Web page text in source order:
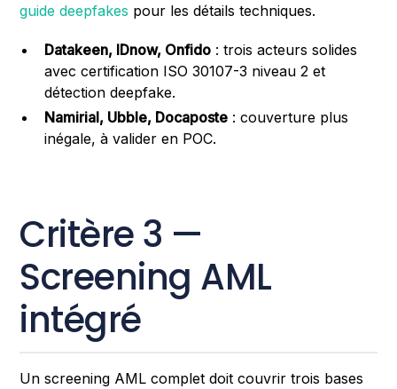
guide deepfakes pour les détails techniques.
Datakeen, IDnow, Onfido : trois acteurs solides
avec certification ISO 30107-3 niveau 2 et
détection deepfake.
Namirial, Ubble, Docaposte : couverture plus
inégale, à valider en POC.
Critère 3 —
Screening AML
intégré
Un screening AML complet doit couvrir trois bases